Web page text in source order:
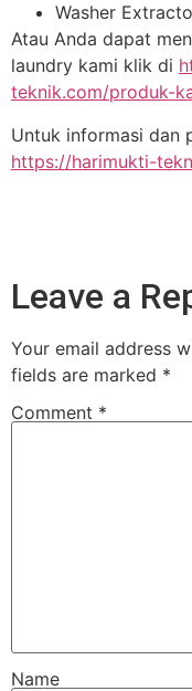
Washer
Atau Anda dapat
laundry kami klik di
teknik.com/produk-
Untuk informasi dan
https://harimukti-
Leave a
Your email address
fields are marked *
Comment *
Name